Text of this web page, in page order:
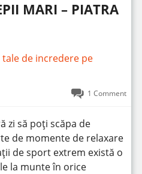
MARI – PIATRA
de incredere pe
1 Comment
zi să poți scăpa de
de momente de relaxare
de sport extrem există o
la munte în orice